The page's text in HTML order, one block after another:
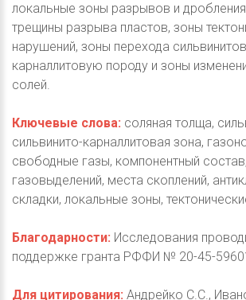
локальные зоны разрывов и
трещины разрыва пластов, зоны
нарушений, зоны перехода
карналлитовую породу и зоны
солей.
Ключевые слова: соляная толща,
сильвинито-карналлитовая зона,
свободные газы, компонентный
газовыделений, места скоплений,
складки, локальные зоны,
Благодарности: Исследования
поддержке гранта РФФИ № 20-45-
Для цитирования: Андрейко С.С.,